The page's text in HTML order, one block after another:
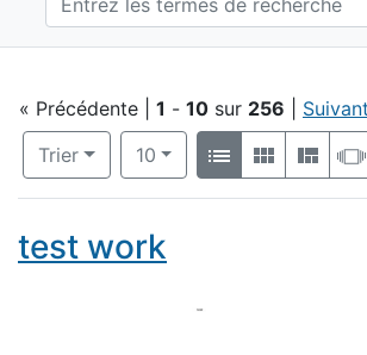
Recherche
« Précédente | 1 - 10 sur 256
Trier
Nombre de résultats à afficher par
10par pageAffichage:
Résultats de
test work